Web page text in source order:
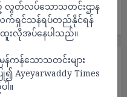
တ်လပ်သောသတင်းဌာန
လက်ရှင်သန်ရပ်တည်နိုင်ရန်
လိုအပ်နေပါသည်။
ကန်သောသတင်းများ
Ayeyarwaddy Times
။
င်းအမှားဖြန့်ဝေသူကို
းယူခံရနိုင်
ျင်ကြီးလှုပ်ခတ်